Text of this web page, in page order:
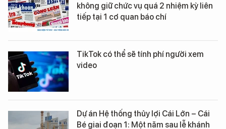
không giữ chức vụ quá 2 nhiệm kỳ liên
tiếp tại 1 cơ quan báo chí
TikTok có thể sẽ tính phí người xem
video
Dự án Hệ thống thủy lợi Cái Lớn – Cái
Bé giai đoạn 1: Một năm sau lễ khánh